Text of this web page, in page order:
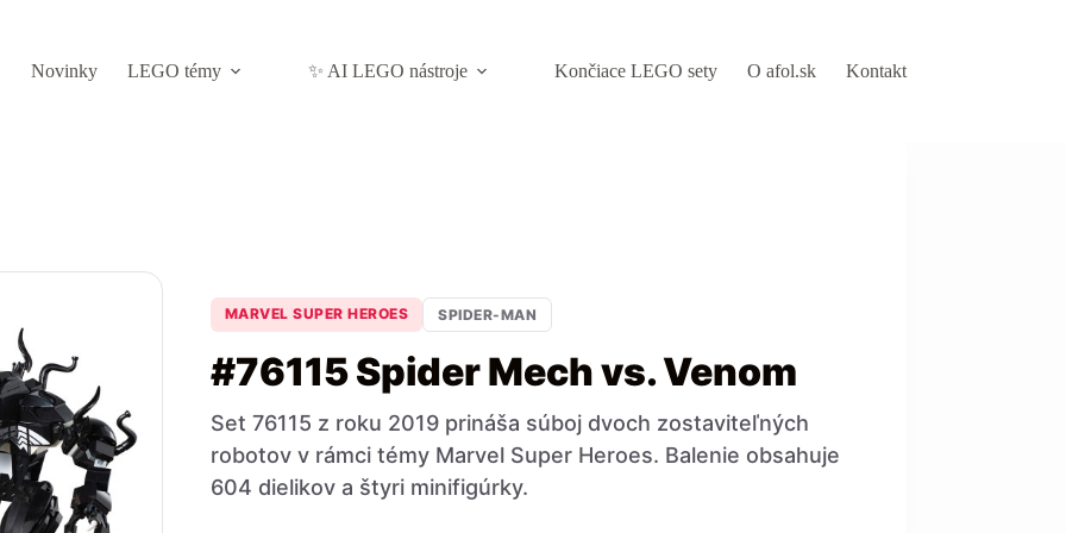
Novinky
LEGO témy ✨ AI LEGO nástroje Končiace LEGO sety O afol.sk Kontakt
MARVEL SUPER HEROES SPIDER-MAN
#76115 Spider Mech vs. Venom
Set 76115 z roku 2019 prináša súboj dvoch zostaviteľných
robotov v rámci témy Marvel Super Heroes. Balenie obsahuje
604 dielikov a štyri minifigúrky.